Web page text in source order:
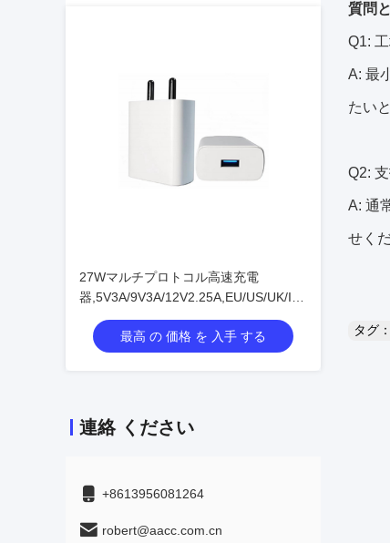
27Wマルチプロトコル高速充電
器,5V3A/9V3A/12V2.25A,EU/US/UK/IN
プラグ 同じ価格
最高 の 価格 を 入手 する
連絡 ください
+8613956081264
robert@aacc.com.cn
質問
Q1:
A: 最
たい
Q2:
A: 通
せく
タグ：